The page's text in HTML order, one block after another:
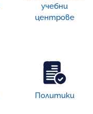
учебни
центрове
Политики